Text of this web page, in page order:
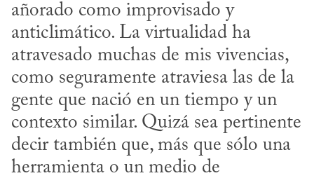
añorado como improvisado y
anticlimático. La virtualidad ha
atravesado muchas de mis vivencias,
como seguramente atraviesa las de la
gente que nació en un tiempo y un
contexto similar. Quizá sea pertinente
decir también que, más que sólo una
herramienta o un medio de